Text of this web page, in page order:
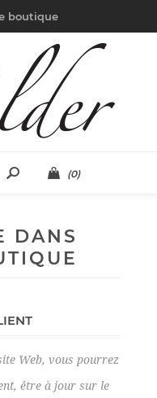
boutique
(0)
DANS
Web, vous pourrez
être à jour sur le